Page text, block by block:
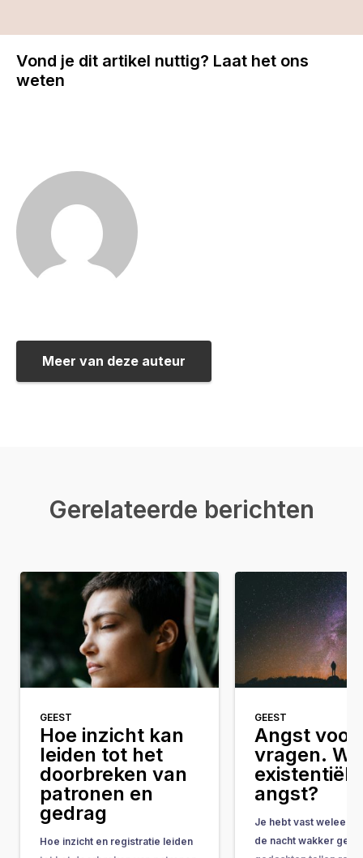
Vond je dit artikel nuttig? Laat het ons
weten
Meer van deze auteur
Gerelateerde berichten
GEEST
Hoe inzicht kan
leiden tot het
doorbreken van
patronen en
gedrag
Hoe inzicht en registratie leiden
GEEST
Angst voor
vragen.
existentiële
angst?
Je hebt vast weleens
de nacht wakker